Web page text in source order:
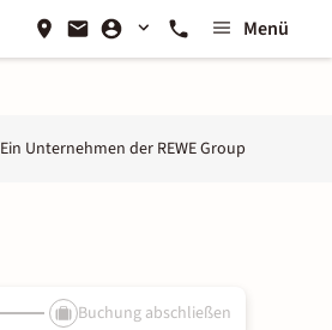
Menü
Ein Unternehmen der REWE Group
Buchung abschließen